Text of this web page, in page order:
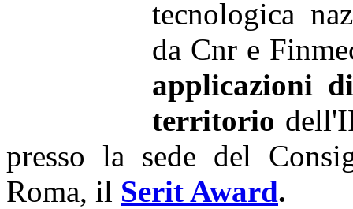
tecnologica
da Cnr e
applicazioni
territorio
presso la sede del
Roma, il Serit Award.